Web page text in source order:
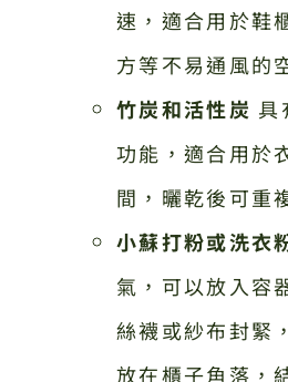
速，適合用於鞋
方等不易通風的
竹炭和活性炭 具
功能，適合用於
間，曬乾後可重
小蘇打粉或洗衣
氣，可以放入容
絲襪或紗布封緊
放在櫃子角落，